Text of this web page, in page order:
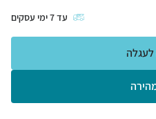
עד7ימי עסקים